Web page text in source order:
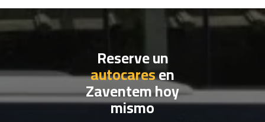
Reserve un
autocaresen
Zaventem hoy
mismo